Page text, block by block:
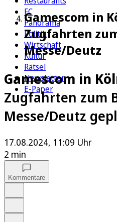
FC
Panorama
Politik
Wirtschaft
Kultur
Rätsel
Newsletter
E-Paper
Gamescom in
Zugfahrten
Messe/Deutz
Gamescom in
Zugfahrten zum
Messe/Deutz
17.08.2024, 11:09 Uhr
2 min
Kommentare